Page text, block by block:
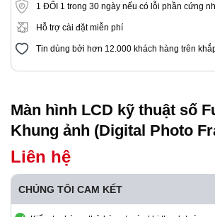
1 ĐỔI 1 trong 30 ngày nếu có lỗi phần cứng
Hỗ trợ cài đặt miễn phí
Tin dùng bởi hơn 12.000 khách hàng trên
Màn hình LCD kỹ thuật số
Khung ảnh (Digital Photo
Liên hệ
CHÚNG TÔI CAM KẾT